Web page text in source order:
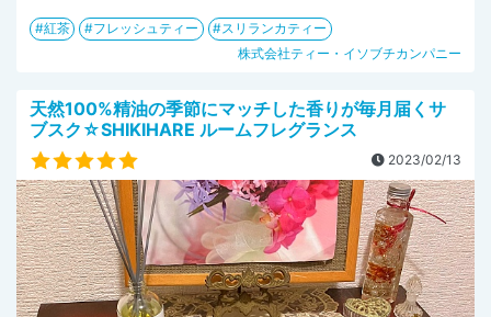
紅茶 フレッシュティー
スリランカティー
株式会社ティー・イソブチカンパニー
天然100%精油の季節にマッチした香りが毎月届くサ
ブスク☆SHIKIHARE ルームフレグランス
2023/02/13